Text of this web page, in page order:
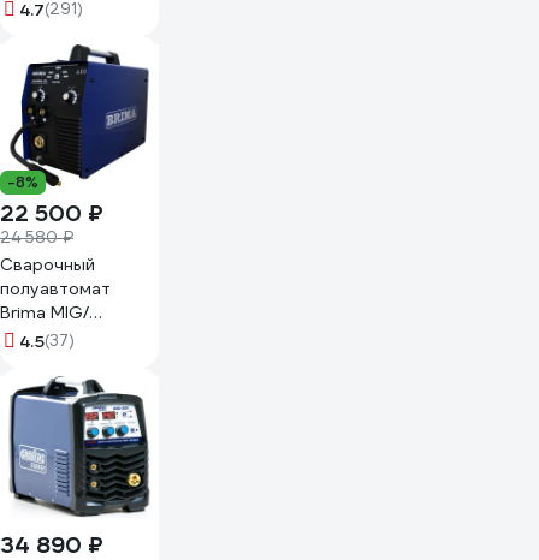
190 2ST190
4.7(291)
-8%
22 500 ₽
24 580 ₽
Сварочный
полуавтомат
Brima MIG/
ММА-180 220B
4.5(37)
34 890 ₽